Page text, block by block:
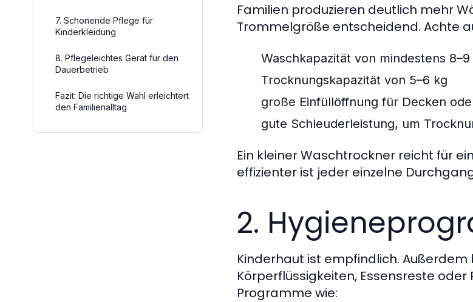
7. Schonende Pflege für
Kinderkleidung
8. Pflegeleichtes Gerät für den
Dauerbetrieb
Fazit: Die richtige Wahl erleichtert
den Familienalltag
Familien produzieren deutlich mehr
Trommelgröße entscheidend. Achte
Waschkapazität von mindestens 8–9
Trocknungskapazität von 5–6 kg
große Einfüllöffnung für Decken
gute Schleuderleistung, um
Ein kleiner Waschtrockner reicht für
effizienter ist jeder einzelne
2.
Kinderhaut ist empfindlich.
Körperflüssigkeiten, Essensreste
Programme wie: